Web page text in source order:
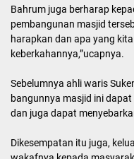
Bahrum juga berharap
pembangunan masjid
harapkan dan apa yang
keberkahannya,”ucapnya.
Sebelumnya ahli waris
bangunnya masjid ini
dan juga dapat
Dikesempatan itu juga,